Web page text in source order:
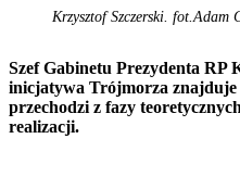
Krzysztof Szczerski. fot.Adam
Szef Gabinetu Prezydenta RP
inicjatywa Trójmorza znajduje
przechodzi z fazy
realizacji.